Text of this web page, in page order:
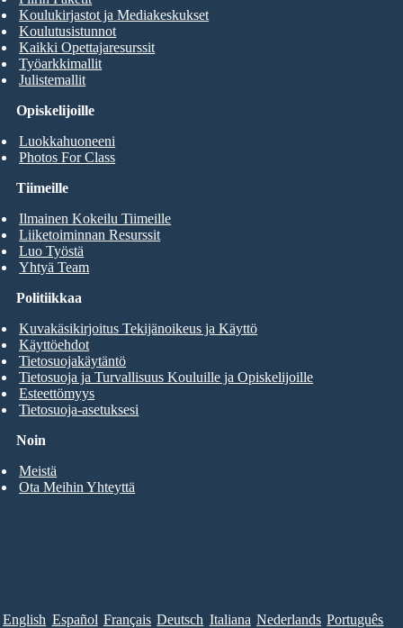
Opiskelijoille
Luokkahuoneeni
Photos For Class
Koulukirjastot ja Mediakeskukset
Koulutusistunnot
Kaikki Opettajaresurssit
Työarkkimallit
Julistemallit
Tiimeille
Ilmainen Kokeilu Tiimeille
Liiketoiminnan Resurssit
Luo Työstä
Yhtyä Team
Noin
Meistä
Ota Meihin Yhteyttä
Politiikkaa
Kuvakäsikirjoitus Tekijänoikeus ja Käyttö
Käyttöehdot
Tietosuojakäytäntö
Tietosuoja ja Turvallisuus Kouluille ja Opiskelijoille
Esteettömyys
Tietosuoja-asetuksesi
English Español Français Deutsch Italiana Nederlands Português